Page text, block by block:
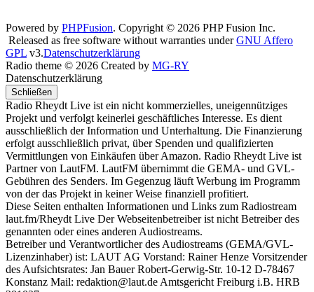
Powered by PHPFusion. Copyright © 2026 PHP Fusion Inc.
Released as free software without warranties underGNU Affero
GPL v3.Datenschutzerklärung
Radio theme © 2026 Created by MG-RY
Datenschutzerklärung
Schließen
Radio Rheydt Live ist ein nicht kommerzielles, uneigennütziges
Projekt und verfolgt keinerlei geschäftliches Interesse. Es dient
ausschließlich der Information und Unterhaltung. Die Finanzierung
erfolgt ausschließlich privat, über Spenden und qualifizierten
Vermittlungen von Einkäufen über Amazon. Radio Rheydt Live ist
Partner von LautFM. LautFM übernimmt die GEMA- und GVL-
Gebühren des Senders. Im Gegenzug läuft Werbung im Programm
von der das Projekt in keiner Weise finanziell profitiert.
Diese Seiten enthalten Informationen und Links zum Radiostream
laut.fm/Rheydt Live Der Webseitenbetreiber ist nicht Betreiber des
genannten oder eines anderen Audiostreams.
Betreiber und Verantwortlicher des Audiostreams (GEMA/GVL-
Lizenzinhaber) ist: LAUT AG Vorstand: Rainer Henze Vorsitzender
des Aufsichtsrates: Jan Bauer Robert-Gerwig-Str. 10-12 D-78467
Konstanz Mail: redaktion@laut.de Amtsgericht Freiburg i.B. HRB